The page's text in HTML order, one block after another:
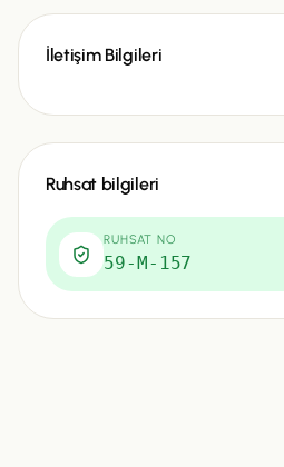
İletişim Bilgileri
Ruhsat bilgileri
RUHSAT NO
59-M-157